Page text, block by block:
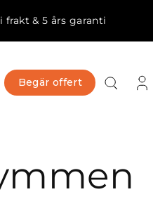
frakt & 5 års garanti
Begär offert
Logga